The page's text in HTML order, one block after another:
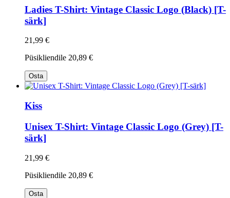
Ladies T-Shirt: Vintage Classic Logo (Black) [T-
särk]
21,99 €
Püsikliendile 20,89 €
Osta
Kiss
Unisex T-Shirt: Vintage Classic Logo (Grey) [T-
särk]
21,99 €
Püsikliendile 20,89 €
Osta